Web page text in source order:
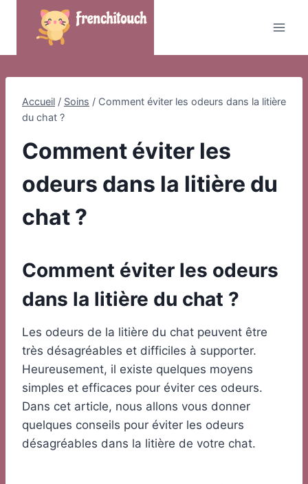
Accueil / Soins / Comment éviter les odeurs dans la litière
du chat ?
Comment éviter les
odeurs dans la litière du
chat ?
Comment éviter les odeurs
dans la litière du chat ?
Les odeurs de la litière du chat peuvent être
très désagréables et difficiles à supporter.
Heureusement, il existe quelques moyens
simples et efficaces pour éviter ces odeurs.
Dans cet article, nous allons vous donner
quelques conseils pour éviter les odeurs
désagréables dans la litière de votre chat.